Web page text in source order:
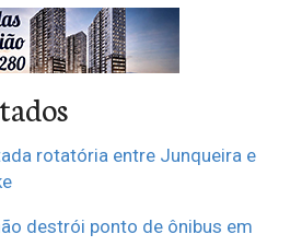
rotatória entre Junqueira e
destrói ponto de ônibus em